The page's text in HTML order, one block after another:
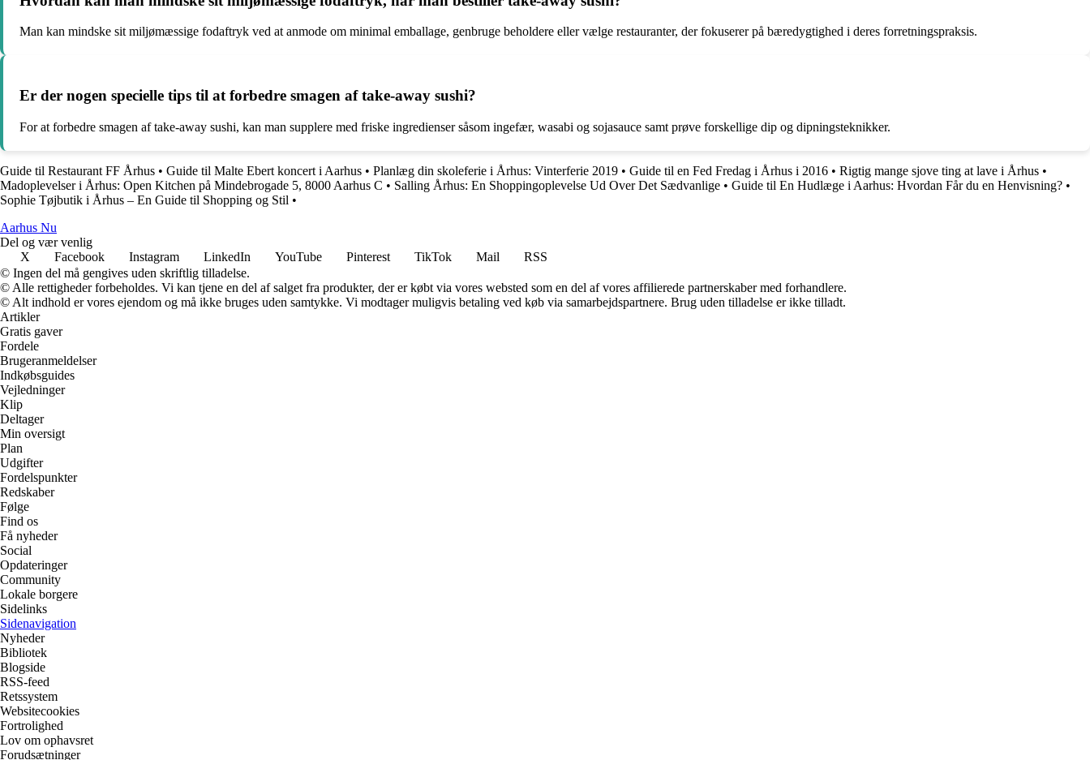
Man kan mindske sit miljømæssige fodaftryk ved at anmode om minimal emballage, genbruge beholdere eller vælge restauranter, der fokuserer på bæredygtighed i deres forretningspraksis.
Er der nogen specielle tips til at forbedre smagen af take-away sushi?
For at forbedre smagen af take-away sushi, kan man supplere med friske ingredienser såsom ingefær, wasabi og sojasauce samt prøve forskellige dip og dipningsteknikker.
Guide til Restaurant FF Århus • Guide til Malte Ebert koncert i Aarhus • Planlæg din skoleferie i Århus: Vinterferie 2019 • Guide til en Fed Fredag i Århus i 2016 • Rigtig mange sjove ting at lave i Århus •
Madoplevelser i Århus: Open Kitchen på Mindebrogade 5, 8000 Aarhus C • Salling Århus: En Shoppingoplevelse Ud Over Det Sædvanlige • Guide til En Hudlæge i Aarhus: Hvordan Får du en Henvisning? •
Sophie Tøjbutik i Århus – En Guide til Shopping og Stil •
Aarhus Nu
Del og vær venlig
X
Facebook Instagram LinkedIn YouTube Pinterest TikTok Mail
RSS
© Ingen del må gengives uden skriftlig tilladelse.
© Alle rettigheder forbeholdes. Vi kan tjene en del af salget fra produkter, der er købt via vores websted som en del af vores affilierede partnerskaber med forhandlere.
© Alt indhold er vores ejendom og må ikke bruges uden samtykke. Vi modtager muligvis betaling ved køb via samarbejdspartnere. Brug uden tilladelse er ikke tilladt.
Artikler
Gratis gaver
Fordele
Brugeranmeldelser
Indkøbsguides
Vejledninger
Klip
Deltager
Min oversigt
Plan
Udgifter
Fordelspunkter
Redskaber
Følge
Find os
Få nyheder
Social
Opdateringer
Community
Lokale borgere
Sidelinks
Sidenavigation
Nyheder
Bibliotek
Blogside
RSS-feed
Retssystem
Websitecookies
Fortrolighed
Lov om ophavsret
Forudsætninger